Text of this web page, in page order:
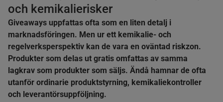
och kemikalierisker
Giveaways uppfattas ofta som en liten detalj i
marknadsföringen. Men ur ett kemikalie- och
regelverksperspektiv kan de vara en oväntad riskzon.
Produkter som delas ut gratis omfattas av samma
lagkrav som produkter som säljs. Ändå hamnar de ofta
utanför ordinarie produktstyrning, kemikaliekontroller
och leverantörsuppföljning.